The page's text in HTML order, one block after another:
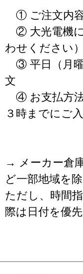
① ご注文内容
② 大光電機に
わせください）
③ 平日（月曜
文
④ お支払方法
３時までにご
→ メーカー倉
ど一部地域を
ただし、時間
際は日付を優